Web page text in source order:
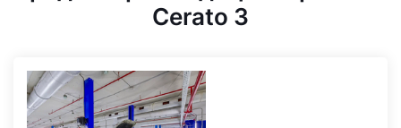
Cerato 3